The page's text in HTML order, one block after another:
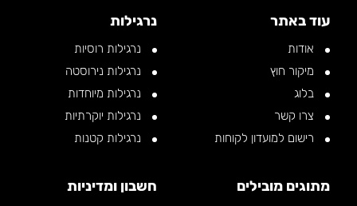
עוד באתר
אודות
מיקור חוץ
בלוג
צרו קשר
רישום למועדון לקוחות
נרגילות
נרגילות רוסיות
נרגילות נירוסטה
נרגילות מיוחדות
נרגילות יוקרתיות
נרגילות קטנות
מתוגים מובילים חשבון ומדיניות